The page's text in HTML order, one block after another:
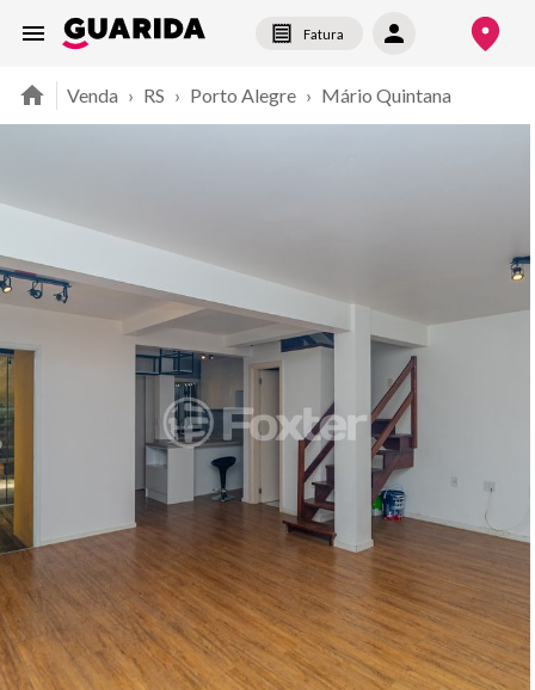
Fatura
Venda › RS › Porto Alegre › Mário Quintana